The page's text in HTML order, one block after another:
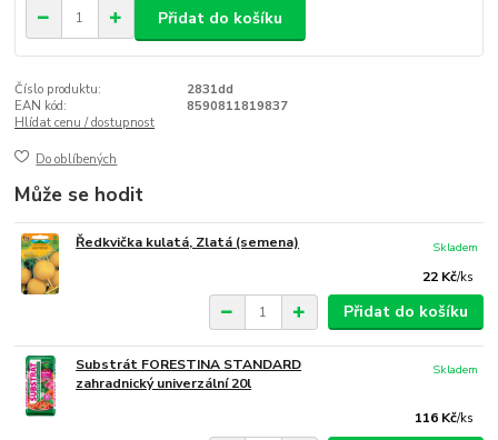
Přidat do košíku
Číslo produktu:
2831dd
EAN kód:
8590811819837
Hlídat cenu / dostupnost
Do oblíbených
Může se hodit
Ředkvička kulatá, Zlatá (semena)
22 Kč/ks
Skladem
Přidat do košíku
Substrát FORESTINA STANDARD
zahradnický univerzální 20l
116 Kč/ks
Skladem